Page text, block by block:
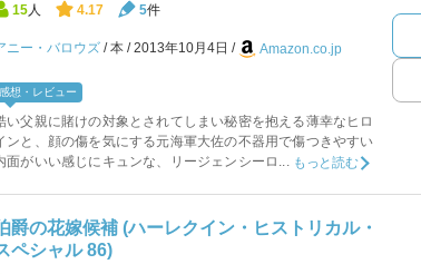
15 人 4.17 5件
ニー・バロウズ 本 2013年10月4日 Amazon.co.jp
感想・レビュー
い父親に賭けの対象とされてしまい秘密を抱える薄幸なヒロ
ンと、顔の傷を気にする元海軍大佐の不器用で傷つきやすい
面がいい感じにキュンな、リージェンシーロ... もっと読む
爵の花嫁候補 (ハーレクイン・ヒストリカル・
ペシャル 86)